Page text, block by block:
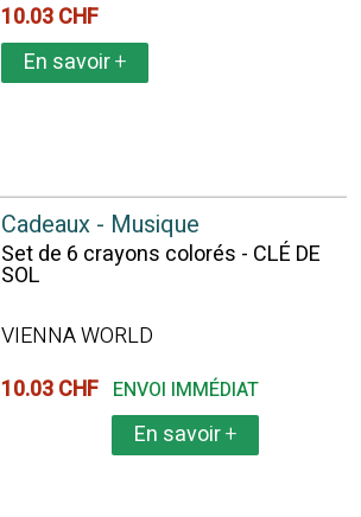
10.03 CHF
En savoir+
Cadeaux - Musique
Set de 6 crayons colorés - CLÉ DE
SOL
VIENNA WORLD
10.03 CHF ENVOI IMMÉDIAT
En savoir+